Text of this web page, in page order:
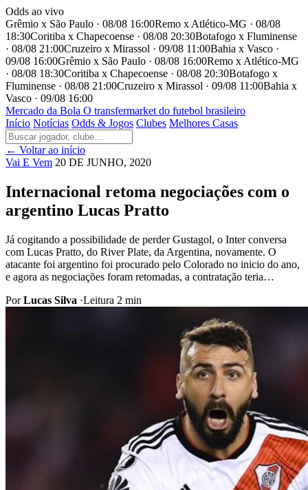
Odds ao vivo
Grêmio x São Paulo · 08/08 16:00Remo x Atlético-MG · 08/08
18:30Coritiba x Chapecoense · 08/08 20:30Botafogo x Fluminense
· 08/08 21:00Cruzeiro x Mirassol · 09/08 11:00Bahia x Vasco ·
09/08 16:00Grêmio x São Paulo · 08/08 16:00Remo x Atlético-MG
· 08/08 18:30Coritiba x Chapecoense · 08/08 20:30Botafogo x
Fluminense · 08/08 21:00Cruzeiro x Mirassol · 09/08 11:00Bahia x
Vasco · 09/08 16:00
Mercado da Bola O transfermarket do futebol brasileiro
Início Notícias Odds & Jogos Clubes Melhores Casas
← Voltar ao início
Vai E Vem 20 DE JUNHO, 2020
Internacional retoma negociações com o
argentino Lucas Pratto
Já cogitando a possibilidade de perder Gustagol, o Inter conversa
com Lucas Pratto, do River Plate, da Argentina, novamente. O
atacante foi argentino foi procurado pelo Colorado no inicio do ano,
e agora as negociações foram retomadas, a contratação teria…
PorLucas Silva ·Leitura 2 min